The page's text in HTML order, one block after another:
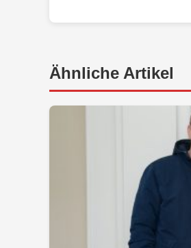
Ähnliche Artikel